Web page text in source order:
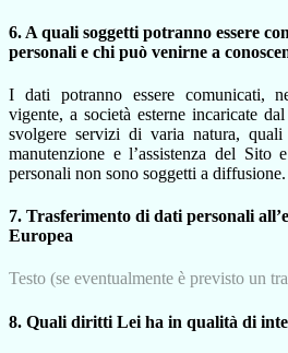
6. A quali soggetti potranno essere
personali e chi può venirne a
I dati potranno essere comunicati,
vigente, a società esterne incaricate
svolgere servizi di varia natura,
manutenzione e l’assistenza del
personali non sono soggetti a diffusione.
7. Trasferimento di dati personali
Europea
Testo (se eventualmente è previsto un
8. Quali diritti Lei ha in qualità di